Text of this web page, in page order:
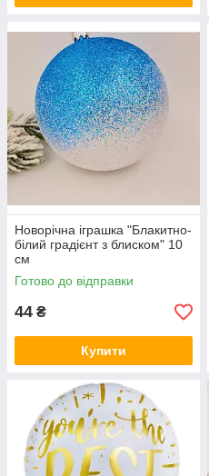
Новорічна іграшка "Блакитно-
білий градієнт з блиском" 10
см
Готово до відправки
44 ₴
Купити